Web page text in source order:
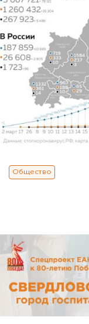
Общество